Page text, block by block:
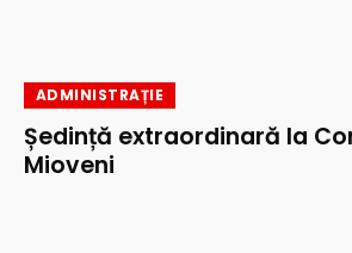
ADMINISTRAȚIE
Ședință extraordinară la
Mioveni